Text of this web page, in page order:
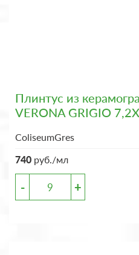
Плинтус из
VERONA GRIGIO
ColiseumGres
740 руб./мл
- +